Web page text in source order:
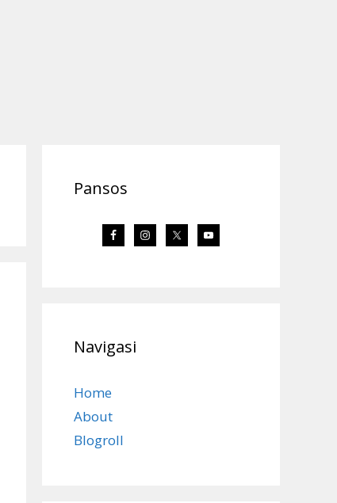
Pansos
Navigasi
Home
About
Blogroll